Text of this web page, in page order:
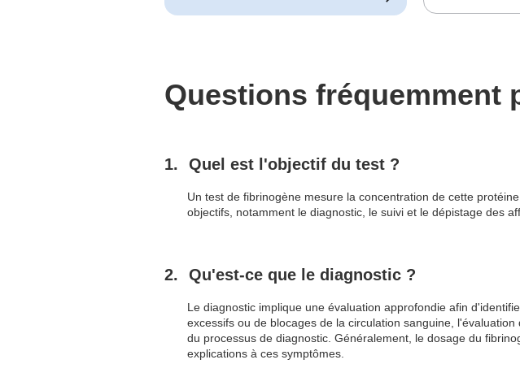
Questions fréquemment
Quel est l'objectif du test ?
Un test de fibrinogène mesure la concentration de cette
objectifs, notamment le diagnostic, le suivi et le dépistage des
Qu'est-ce que le diagnostic ?
Le diagnostic implique une évaluation approfondie afin
excessifs ou de blocages de la circulation sanguine,
du processus de diagnostic. Généralement, le dosage du
explications à ces symptômes.